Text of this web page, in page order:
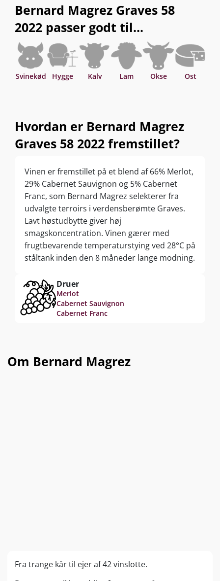
Bernard Magrez Graves 58
2022 passer godt til...
Svinekød Hygge Kalv Lam Okse Ost
Hvordan er Bernard Magrez
Graves 58 2022 fremstillet?
Vinen er fremstillet på et blend af 66% Merlot,
29% Cabernet Sauvignon og 5% Cabernet
Franc, som Bernard Magrez selekterer fra
udvalgte terroirs i verdensberømte Graves.
Lavt høstudbytte giver høj
smagskoncentration. Vinen gærer med
frugtbevarende temperaturstying ved 28°C på
ståltank inden den 8 måneder lange modning.
Druer
Merlot
Cabernet Sauvignon
Cabernet Franc
Om Bernard Magrez
Fra trange kår til ejer af 42 vinslotte.